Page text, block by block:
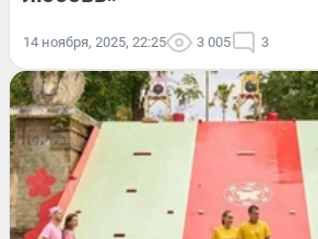
14 ноября, 2025, 22:25 3 005 3